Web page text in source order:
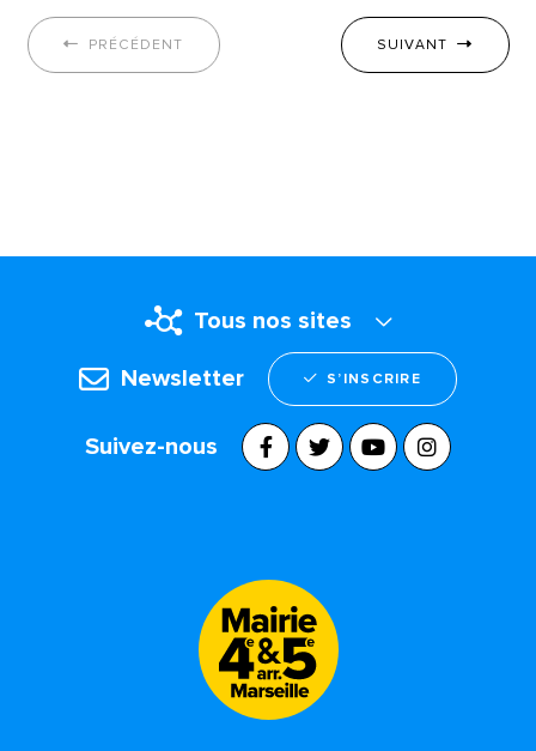
PRÉCÉDENT SUIVANT
Tous nos sites
Newsletter S’INSCRIRE
Suivez-nous